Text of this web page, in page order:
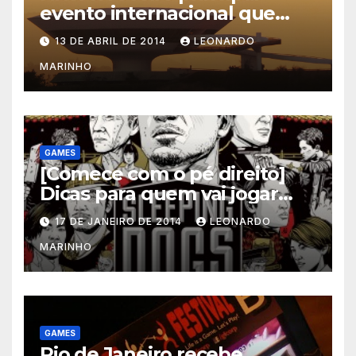
evento internacional que
mescla saúde e jogos
13 DE ABRIL DE 2014 LEONARDO
MARINHO
GAMES
[Comece com o pé direito]
Dicas para quem vai jogar
Sleeping Dogs
17 DE JANEIRO DE 2014 LEONARDO
MARINHO
GAMES